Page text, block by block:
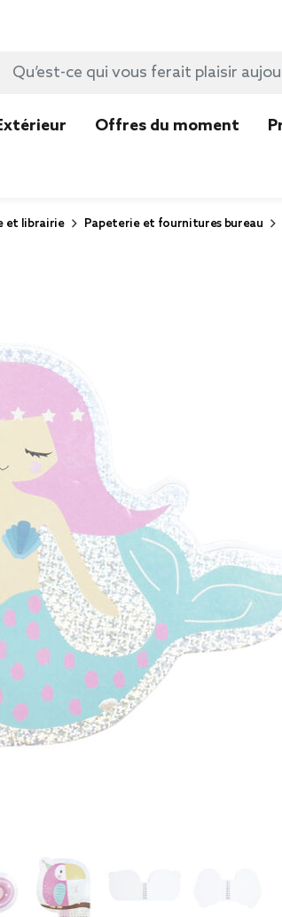
Offres du moment
et librairie Papeterie et fournitures bureau